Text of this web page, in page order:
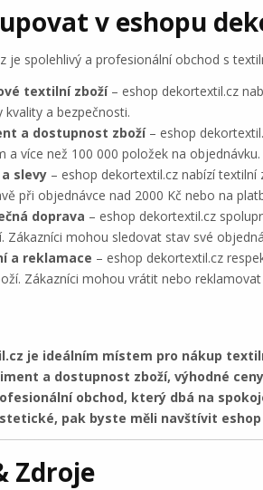
v eshopu
je spolehlivý a profesionální obchod s
textilní zboží– eshop dekortextil.cz
kvality a bezpečnosti.
a dostupnost zboží– eshop
a více než 100 000 položek na objednávku.
slevy – eshop dekortextil.cz nabízí
při objednávce nad 2000 Kč nebo na
doprava – eshop dekortextil.cz
Zákazníci mohou sledovat stav své
a reklamace – eshop dekortextil.cz
Zákazníci mohou vrátit nebo
je ideálním místem pro nákup
a dostupnost zboží, výhodné
obchod, který dbá na
pak byste měli navštívit
Zdroje